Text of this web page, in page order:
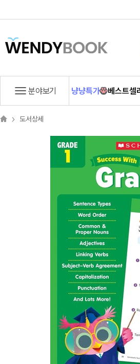
분야보기 냥냥특가 베스트셀
도서상세